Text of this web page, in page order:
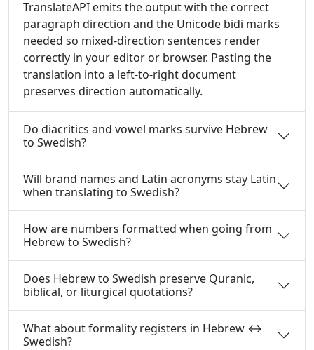
TranslateAPI emits the output with the correct
paragraph direction and the Unicode bidi marks
needed so mixed-direction sentences render
correctly in your editor or browser. Pasting the
translation into a left-to-right document
preserves direction automatically.
Do diacritics and vowel marks survive Hebrew
to Swedish?
Will brand names and Latin acronyms stay Latin
when translating to Swedish?
How are numbers formatted when going from
Hebrew to Swedish?
Does Hebrew to Swedish preserve Quranic,
biblical, or liturgical quotations?
What about formality registers in Hebrew ↔
Swedish?